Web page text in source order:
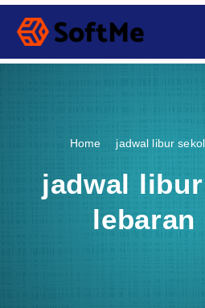
S
p
Home jadwal libur
jadwal
lebaran